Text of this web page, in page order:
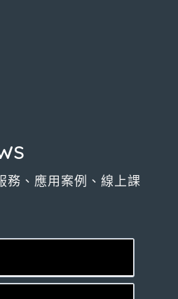
務、應用案例、線上課